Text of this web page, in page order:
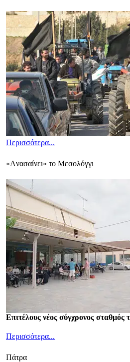
Περισσότερα...
«Aνασαίνει» το Μεσολόγγι
Επιτέλους νέος σύγχρονος
Περισσότερα...
Πάτρα